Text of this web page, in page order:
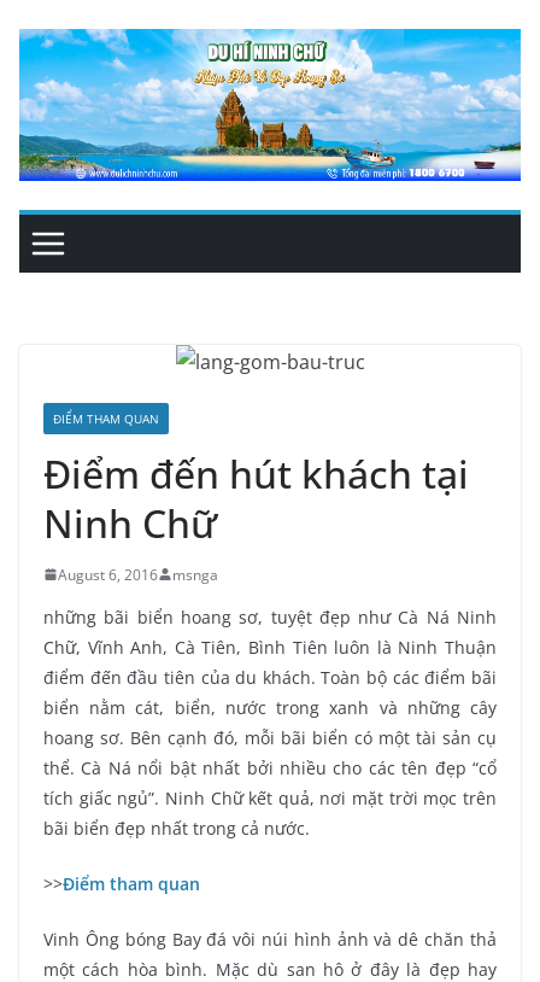
content
ĐIỂM THAM QUAN
Điểm đến hút khách tại
Ninh Chữ
August 6, 2016 msnga
những bãi biển hoang sơ, tuyệt đẹp như Cà Ná Ninh
Chữ, Vĩnh Anh, Cà Tiên, Bình Tiên luôn là Ninh Thuận
điểm đến đầu tiên của du khách. Toàn bộ các điểm bãi
biển nằm cát, biển, nước trong xanh và những cây
hoang sơ. Bên cạnh đó, mỗi bãi biển có một tài sản cụ
thể. Cà Ná nổi bật nhất bởi nhiều cho các tên đẹp “cổ
tích giấc ngủ”. Ninh Chữ kết quả, nơi mặt trời mọc trên
bãi biển đẹp nhất trong cả nước.
>>Điểm tham quan
Vinh Ông bóng Bay đá vôi núi hình ảnh và dê chăn thả
một cách hòa bình. Mặc dù san hô ở đây là đẹp hay